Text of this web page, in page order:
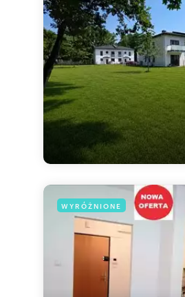
WYRÓŻNIONE